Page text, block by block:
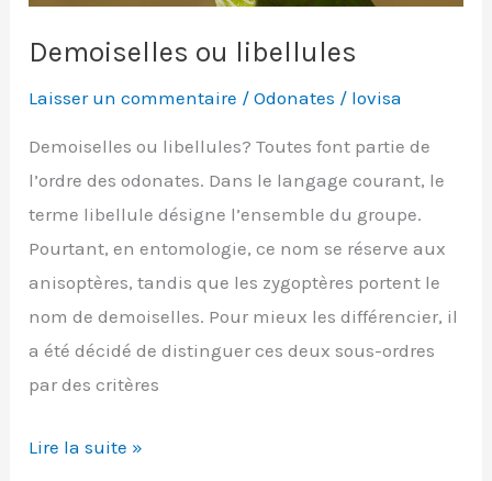
Demoiselles ou libellules
Laisser un commentaire /Odonates / lovisa
Demoiselles ou libellules? Toutes font partie de
l’ordre des odonates. Dans le langage courant, le
terme libellule désigne l’ensemble du groupe.
Pourtant, en entomologie, ce nom se réserve aux
anisoptères, tandis que les zygoptères portent le
nom de demoiselles. Pour mieux les différencier, il
a été décidé de distinguer ces deux sous-ordres
par des critères
Demoiselles
Lire la suite »